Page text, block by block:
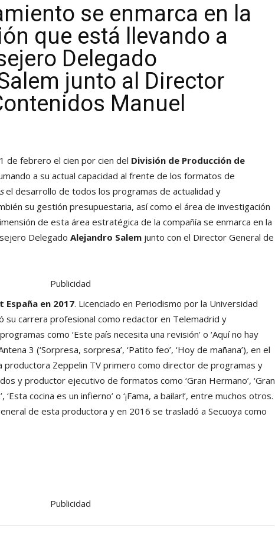
se enmarca en la
que está llevando a
Delegado
junto al Director
Manuel
de febrero el cien por cien del División de Producción de
a su actual capacidad al frente de los formatos de
el desarrollo de todos los programas de actualidad y
su gestión presupuestaria, así como el área de investigación
de esta área estratégica de la compañía se enmarca en la
Delegado Alejandro Salem junto con el Director General de
Publicidad
en 2017. Licenciado en Periodismo por la Universidad
su carrera profesional como redactor en Telemadrid y
como ‘Este país necesita una revisión’ o ‘Aquí no hay
3 (‘Sorpresa, sorpresa’, ‘Patito feo’, ‘Hoy de mañana’), en el
productora Zeppelin TV primero como director de programas y
y productor ejecutivo de formatos como ‘Gran Hermano’, ‘Gran
‘Esta cocina es un infierno’ o ‘¡Fama, a bailar!’, entre muchos otros.
de esta productora y en 2016 se trasladó a Secuoya como
Publicidad